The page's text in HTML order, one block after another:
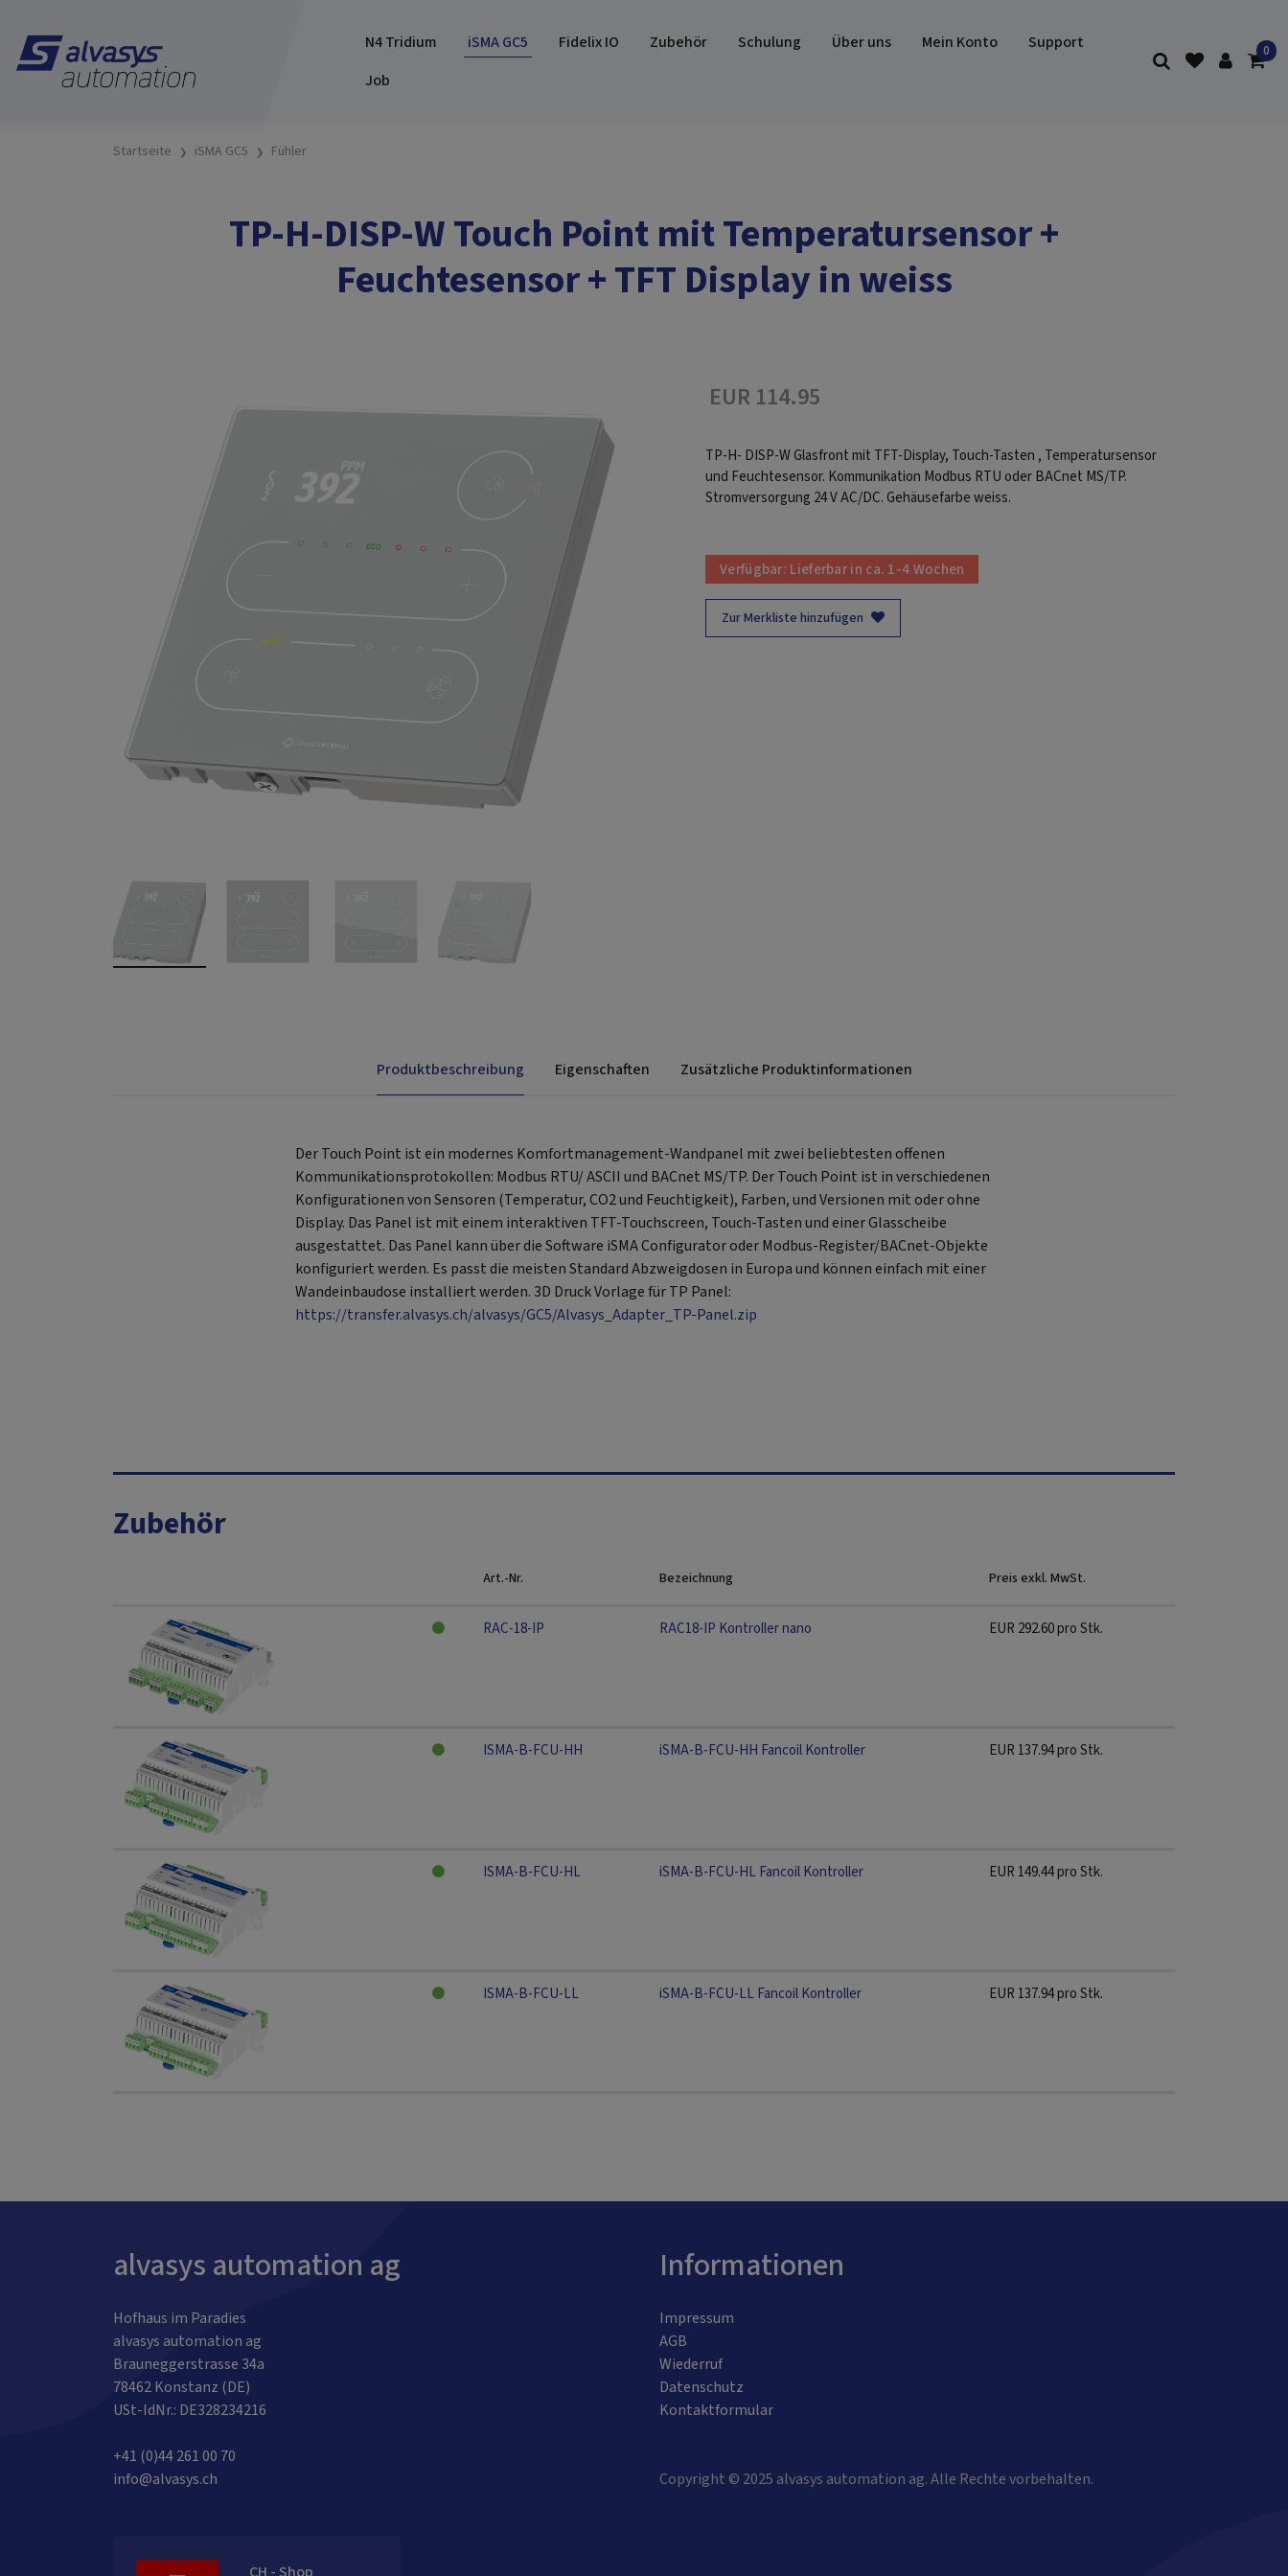
N4 Tridium iSMA GC5 Fidelix IO Zubehör Schulung Über uns Mein Konto
Support
Job
Startseite iSMA GC5 Fühler
TP-H-DISP-W Touch Point mit Temperatursensor +
Feuchtesensor + TFT Display in weiss
EUR 114.95
TP-H- DISP-W Glasfront mit TFT-Display, Touch-Tasten , Temperatursensor
und Feuchtesensor. Kommunikation Modbus RTU oder BACnet MS/TP.
Stromversorgung 24 V AC/DC. Gehäusefarbe weiss.
Verfügbar: Lieferbar in ca. 1-4 Wochen
Zur Merkliste hinzufügen
Produktbeschreibung Eigenschaften Zusätzliche Produktinformationen
Der Touch Point ist ein modernes Komfortmanagement-Wandpanel mit zwei beliebtesten offenen
Kommunikationsprotokollen: Modbus RTU/ ASCII und BACnet MS/TP. Der Touch Point ist in verschiedenen
Konfigurationen von Sensoren (Temperatur, CO2 und Feuchtigkeit), Farben, und Versionen mit oder ohne
Display. Das Panel ist mit einem interaktiven TFT-Touchscreen, Touch-Tasten und einer Glasscheibe
ausgestattet. Das Panel kann über die Software iSMA Configurator oder Modbus-Register/BACnet-Objekte
konfiguriert werden. Es passt die meisten Standard Abzweigdosen in Europa und können einfach mit einer
Wandeinbaudose installiert werden. 3D Druck Vorlage für TP Panel:
https://transfer.alvasys.ch/alvasys/GC5/Alvasys_Adapter_TP-Panel.zip
Zubehör
Art.-Nr. Bezeichnung Preis exkl. MwSt.
RAC-18-IP RAC18-IP Kontroller nano EUR 292.60pro Stk.
ISMA-B-FCU-HH iSMA-B-FCU-HH Fancoil Kontroller EUR 137.94pro Stk.
ISMA-B-FCU-HL iSMA-B-FCU-HL Fancoil Kontroller EUR 149.44pro Stk.
ISMA-B-FCU-LL iSMA-B-FCU-LL Fancoil Kontroller EUR 137.94pro Stk.
alvasys automation ag
Hofhaus im Paradies
alvasys automation ag
Brauneggerstrasse 34a
78462 Konstanz (DE)
USt-IdNr.: DE328234216
+41 (0)44 261 00 70
info@alvasys.ch
Informationen
Impressum
AGB
Wiederruf
Datenschutz
Kontaktformular
Copyright © 2025 alvasys automation ag. Alle Rechte vorbehalten.